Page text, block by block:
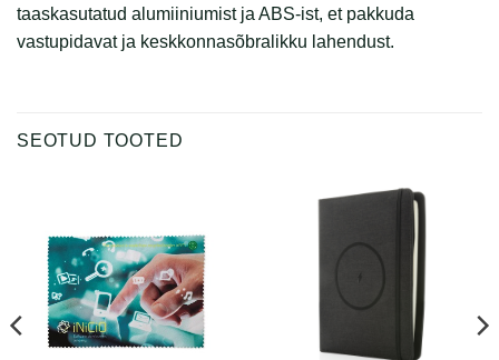
taaskasutatud alumiiniumist ja ABS-ist, et pakkuda
vastupidavat ja keskkonnasõbralikku lahendust.
SEOTUD TOOTED